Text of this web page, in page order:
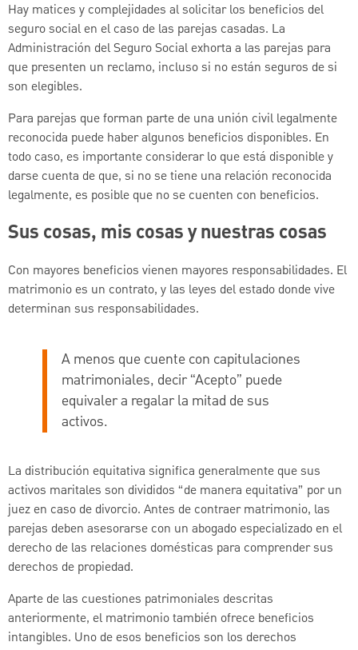
Hay matices y complejidades al solicitar los beneficios del
seguro social en el caso de las parejas casadas. La
Administración del Seguro Social exhorta a las parejas para
que presenten un reclamo, incluso si no están seguros de si
son elegibles.
Para parejas que forman parte de una unión civil legalmente
reconocida puede haber algunos beneficios disponibles. En
todo caso, es importante considerar lo que está disponible y
darse cuenta de que, si no se tiene una relación reconocida
legalmente, es posible que no se cuenten con beneficios.
Sus cosas, mis cosas y nuestras cosas
Con mayores beneficios vienen mayores responsabilidades. El
matrimonio es un contrato, y las leyes del estado donde vive
determinan sus responsabilidades.
A menos que cuente con capitulaciones
matrimoniales, decir “Acepto” puede
equivaler a regalar la mitad de sus
activos.
La distribución equitativa significa generalmente que sus
activos maritales son divididos “de manera equitativa” por un
juez en caso de divorcio. Antes de contraer matrimonio, las
parejas deben asesorarse con un abogado especializado en el
derecho de las relaciones domésticas para comprender sus
derechos de propiedad.
Aparte de las cuestiones patrimoniales descritas
anteriormente, el matrimonio también ofrece beneficios
intangibles. Uno de esos beneficios son los derechos